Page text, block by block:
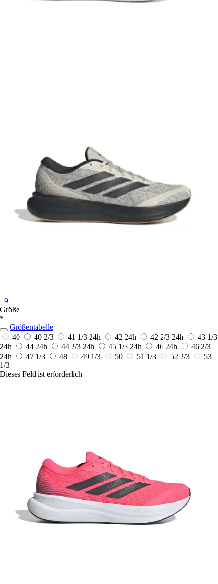
+9
Größe
*
Größentabelle
40
40 2/3 41 1/3 24h 42 24h 42 2/3 24h
43 1/3
24h
44 24h 44 2/3 24h 45 1/3 24h 46 24h
46 2/3
24h
47 1/3 48 49 1/3 50 51 1/3 52 2/3
53
1/3
Dieses Feld ist erforderlich